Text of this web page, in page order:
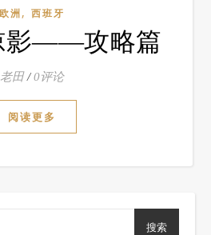
欧洲, 西班牙
影——攻略篇
老田 / 0评论
阅读更多
搜索